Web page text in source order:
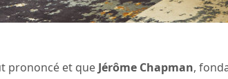
prononcé et que Jérôme Chapman,